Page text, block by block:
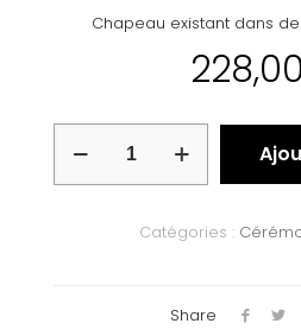
Chapeau existant dans
228,00
Catégories :
Share